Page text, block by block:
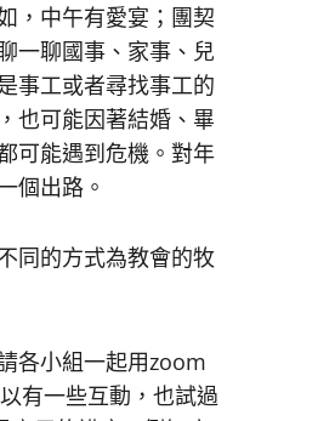
，中午有愛宴；團契
一聊國事、家事、兒
事工或者尋找事工的
也可能因著結婚、畢
可能遇到危機。對年
個出路。
同的方式為教會的牧
各小組一起用zoom
有一些互動，也試過